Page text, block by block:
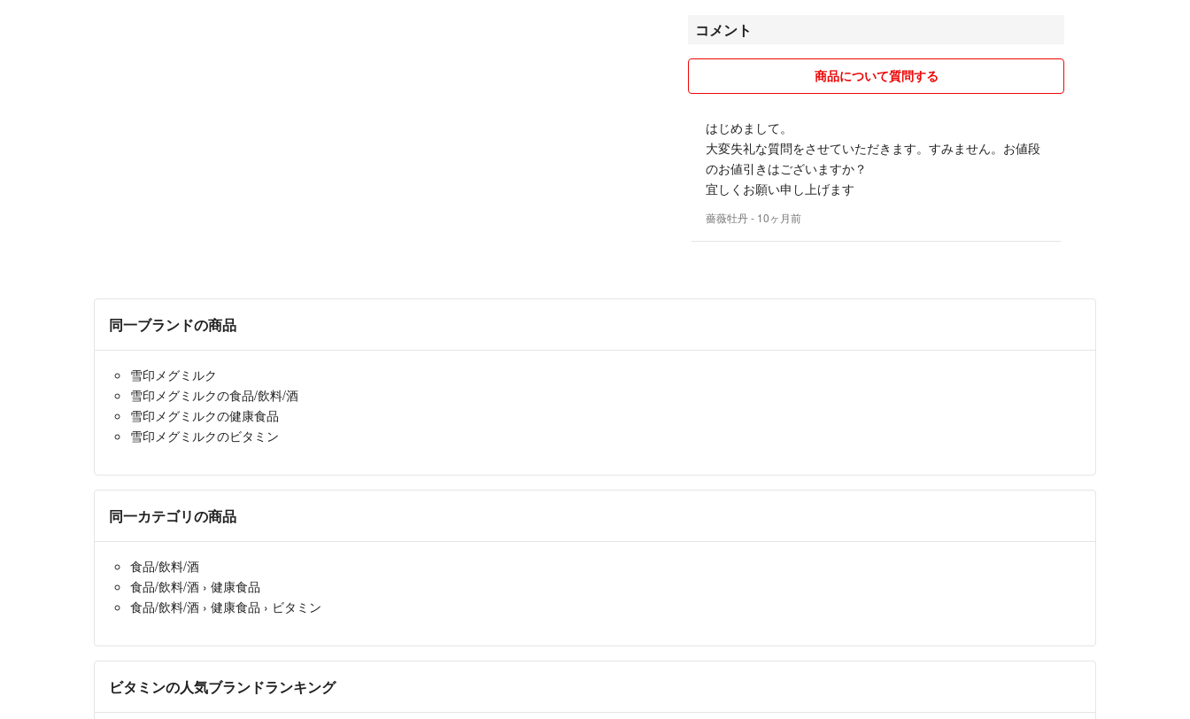
コメント
商品について質問する
はじめまして。
大変失礼な質問をさせていただきます。すみません。お値段
のお値引きはございますか？
宜しくお願い申し上げます
薔薇牡丹- 10ヶ月前
同一ブランドの商品
雪印メグミルク
雪印メグミルクの食品/飲料/酒
雪印メグミルクの健康食品
雪印メグミルクのビタミン
同一カテゴリの商品
食品/飲料/酒
食品/飲料/酒 › 健康食品
食品/飲料/酒 › 健康食品 › ビタミン
ビタミンの人気ブランドランキング